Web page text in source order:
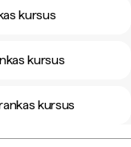
kursus
kursus
kursus